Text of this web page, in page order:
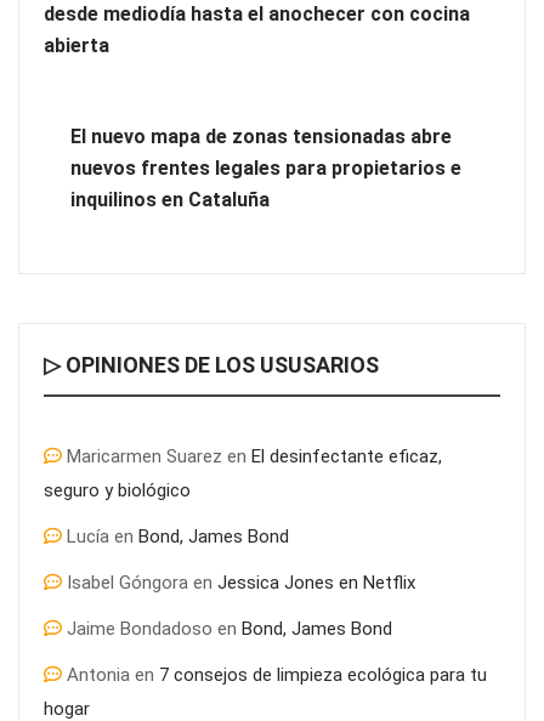
desde mediodía hasta el anochecer con cocina
abierta
El nuevo mapa de zonas tensionadas abre
nuevos frentes legales para propietarios e
inquilinos en Cataluña
▷ OPINIONES DE LOS USUSARIOS
Maricarmen Suarez en El desinfectante eficaz,
seguro y biológico
Lucía en Bond, James Bond
Isabel Góngora en Jessica Jones en Netflix
Jaime Bondadoso en Bond, James Bond
Antonia en 7 consejos de limpieza ecológica para tu
hogar